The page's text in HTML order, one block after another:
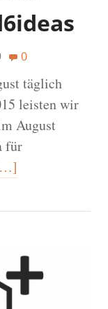
0
täglich
leisten wir
August
für